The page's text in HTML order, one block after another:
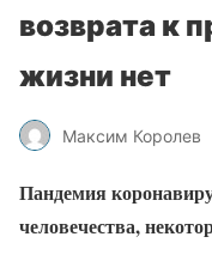
возврата к
жизни нет
Максим Королев
Пандемия
человечества,